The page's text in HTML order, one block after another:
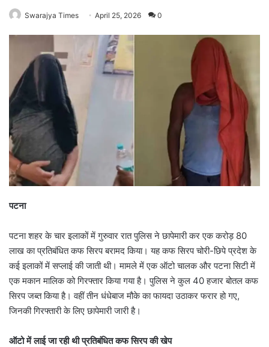
Swarajya Times April 25, 2026 0
पटना
पटना शहर के चार इलाकों में गुरुवार रात पुलिस ने छापेमारी कर एक करोड़ 80
लाख का प्रतिबंधित कफ सिरप बरामद किया। यह कफ सिरप चोरी-छिपे प्रदेश के
कई इलाकों में सप्लाई की जाती थी। मामले में एक ऑटो चालक और पटना सिटी में
एक मकान मालिक को गिरफ्तार किया गया है। पुलिस ने कुल 40 हजार बोतल कफ
सिरप जब्त किया है। वहीं तीन धंधेबाज मौके का फायदा उठाकर फरार हो गए,
जिनकी गिरफ्तारी के लिए छापेमारी जारी है।
ऑटो में लाई जा रही थी प्रतिबंधित कफ सिरप की खेप